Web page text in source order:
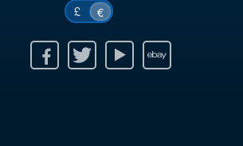
£ €
Youtube Ebay